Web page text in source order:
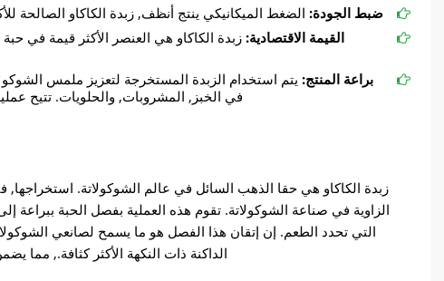
ضبط الجودة:​​ الضغط الميكانيكي ينتج أنظف, زبدة الكاكاو الصالحة
القيمة الاقتصادية: زبدة الكاكاو هي العنصر الأكثر قيمة في
براعة المنتج:​​ يتم استخدام الزبدة المستخرجة لتعزيز ملمس
في الخبز, المشروبات, والحلويات. تتيح
زبدة الكاكاو هي حقا الذهب السائل في عالم الشوكولاتة. استخراجها,
الزاوية في صناعة الشوكولاتة. تقوم هذه العملية بفصل الحبة ببراعة
التي تحدد الطعم. إن إتقان هذا الفصل هو ما يسمح لصانعي
الداكنة ذات النكهة الأكثر كثافة., مما